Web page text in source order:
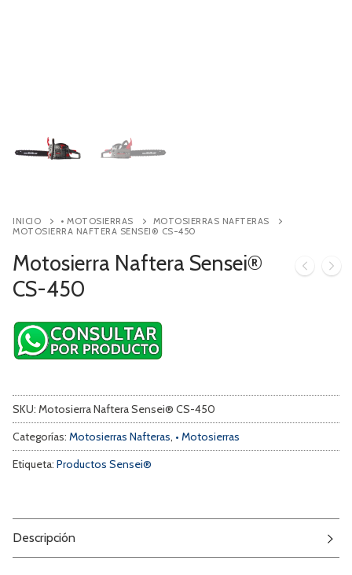
INICIO • MOTOSIERRAS
MOTOSIERRAS NAFTERAS
MOTOSIERRA NAFTERA SENSEI® CS-450
Motosierra Naftera Sensei®
CS-450
SKU: Motosierra Naftera Sensei® CS-450
Categorías: Motosierras Nafteras, • Motosierras
Etiqueta: Productos Sensei®
Descripción